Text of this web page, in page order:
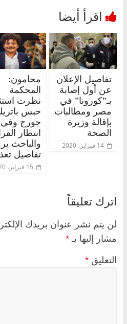
تفاصيل الإعلان
عن أول إصابة
بـ”كورونا” في
مصر ومطالبات
بإقالة وزيرة
الصحة
14 فبراير، 2020
محامون:
المحكمة
نظرت
حبس
جورج وفي
انتظار
والباحث
تفاصيل
15 فبراير، 2020
اترك تعليقاً
لن يتم نشر عنوان بريدك
مشار إليها بـ *
التعليق *